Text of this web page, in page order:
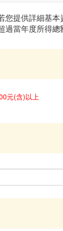
提供詳細基
當年度所得
元(含)以上